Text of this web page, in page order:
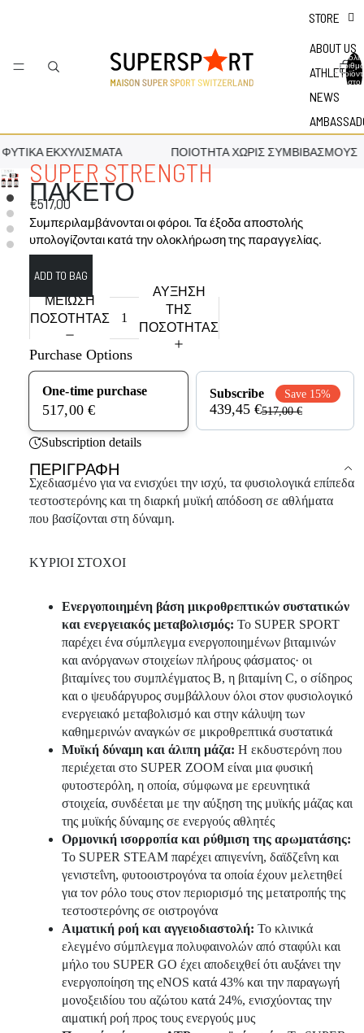
STORE
ABOUT US
ATHLETES
NEWS
στο
ΕΚΧΥΛΊΣΜΑΤΑ ΠΟΙΌΤΗΤΑ ΧΩΡΊΣ ΣΥΜΒΙΒΑΣΜΟΎΣ
SUPER STRENGTH
ΠΑΚΕΤΟ
€517,00
Συμπεριλαμβάνονται οι φόροι. Τα έξοδα αποστολής
υπολογίζονται κατά την ολοκλήρωση της παραγγελίας.
ΜΕΊΩΣΗ
ΠΟΣΌΤΗΤΑΣ
ΑΎΞΗΣΗ
ΤΗΣ
ΠΟΣΌΤΗΤΑΣ
Purchase Options
One-time purchase
517,00 €
Subscribe Save 15%
439,45 €517,00 €
Subscription details
ΠΕΡΙΓΡΑΦΉ
Σχεδιασμένο για να ενισχύει την ισχύ, τα φυσιολογικά επίπεδα
τεστοστερόνης και τη διαρκή μυϊκή απόδοση σε αθλήματα
που βασίζονται στη δύναμη.
ΚΥΡΙΟΙ ΣΤΟΧΟΙ
Ενεργοποιημένη βάση μικροθρεπτικών συστατικών
και ενεργειακός μεταβολισμός: Το SUPER SPORT
παρέχει ένα σύμπλεγμα ενεργοποιημένων βιταμινών
και ανόργανων στοιχείων πλήρους φάσματος· οι
βιταμίνες του συμπλέγματος Β, η βιταμίνη C, ο σίδηρος
και ο ψευδάργυρος συμβάλλουν όλοι στον φυσιολογικό
ενεργειακό μεταβολισμό και στην κάλυψη των
καθημερινών αναγκών σε μικροθρεπτικά συστατικά
Μυϊκή δύναμη και άλιπη μάζα: Η εκδυστερόνη που
περιέχεται στο SUPER ZOOM είναι μια φυσική
φυτοστερόλη, η οποία, σύμφωνα με ερευνητικά
στοιχεία, συνδέεται με την αύξηση της μυϊκής μάζας και
της μυϊκής δύναμης σε ενεργούς αθλητές
Ορμονική ισορροπία και ρύθμιση της αρωματάσης:
Το SUPER STEAM παρέχει απιγενίνη, δαϊδζεΐνη και
γενιστεΐνη, φυτοοιστρογόνα τα οποία έχουν μελετηθεί
για τον ρόλο τους στον περιορισμό της μετατροπής της
τεστοστερόνης σε οιστρογόνα
Αιματική ροή και αγγειοδιαστολή: Το κλινικά
ελεγμένο σύμπλεγμα πολυφαινολών από σταφύλι και
μήλο του SUPER GO έχει αποδειχθεί ότι αυξάνει την
ενεργοποίηση της eNOS κατά 43% και την παραγωγή
μονοξειδίου του αζώτου κατά 24%, ενισχύοντας την
αιματική ροή προς τους ενεργούς μυς